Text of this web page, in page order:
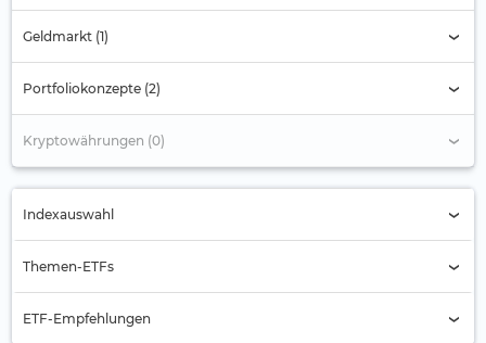
Geldmarkt (1)
Portfoliokonzepte (2)
Kryptowährungen (0)
Indexauswahl
Indexauswahl
Themen-ETFs
ETF-Empfehlungen